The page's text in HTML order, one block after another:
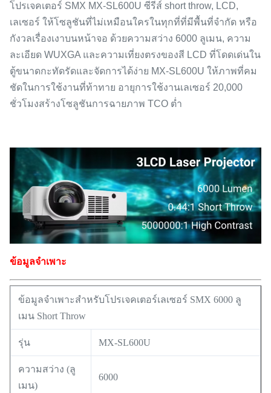
โปรเจคเตอร์ SMX MX-SL600U ซีรีส์ short throw, LCD,
เลเซอร์ ให้โซลูชันที่ไม่เหมือนใครในทุกที่ที่มีพื้นที่จำกัด หรือ
กังวลเรื่องเงาบนหน้าจอ ด้วยความสว่าง 6000 ลูเมน, ความ
ละเอียด WUXGA และความเที่ยงตรงของสี LCD ที่โดดเด่นใน
ตู้ขนาดกะทัดรัดและจัดการได้ง่าย MX-SL600U ให้ภาพที่คม
ชัดในการใช้งานที่ท้าทาย อายุการใช้งานเลเซอร์ 20,000
ชั่วโมงสร้างโซลูชันการฉายภาพ TCO ต่ำ
ข้อมูลจำเพาะ
ข้อมูลจำเพาะสำหรับโปรเจคเตอร์เลเซอร์ SMX 6000 ลู
เมน Short Throw
รุ่น MX-SL600U
ความสว่าง (ลู
เมน)
6000